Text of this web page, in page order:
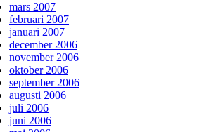
mars 2007
februari 2007
januari 2007
december 2006
november 2006
oktober 2006
september 2006
augusti 2006
juli 2006
juni 2006